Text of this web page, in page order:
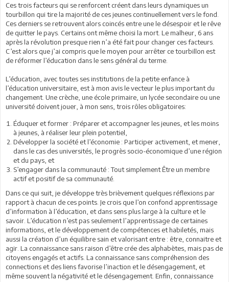
Ces trois facteurs qui se renforcent créent dans leurs dynamiques un
tourbillon qui tire la majorité de ces jeunes continuellement vers le fond.
Ces derniers se retrouvent alors coincés entre une le désespoir et le rêve
de quitter le pays. Certains ont même choisi la mort. Le malheur, 6 ans
après la révolution presque rien n’a été fait pour changer ces facteurs.
C’est alors que j’ai compris que le moyen pour arrêter ce tourbillon est
de réformer l’éducation dans le sens général du terme.
L’éducation, avec toutes ses institutions de la petite enfance à
l’éducation universitaire, est à mon avis le vecteur le plus important du
changement. Une crèche, une école primaire, un lycée secondaire ou une
université doivent jouer, à mon sens, trois rôles obligatoires:
Éduquer et former : Préparer et accompagner les jeunes, et les moins
à jeunes, à réaliser leur plein potentiel,
Développer la société et l’économie : Participer activement, et mener,
dans le cas des universités, le progrès socio-économique d’une région
et du pays, et
S’engager dans la communauté : Tout simplement Être un membre
actif et positif de sa communauté.
Dans ce qui suit, je développe très brièvement quelques réflexions par
rapport à chacun de ces points. Je crois que l’on confond apprentissage
d’information à l’éducation, et dans sens plus large à la culture et le
savoir. L’éducation n’est pas seulement l’apprentissage de certaines
informations, et le développement de compétences et habiletés, mais
aussi la création d’un équilibre sain et valorisant entre : être, connaitre et
agir. La connaissance sans raison d’être crée des alphabètes, mais pas de
citoyens engagés et actifs. La connaissance sans compréhension des
connections et des liens favorise l’inaction et le désengagement, et
même souvent la négativité et le désengagement. Enfin, connaissance